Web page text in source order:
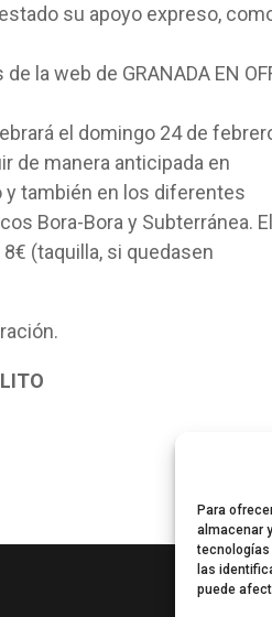
Para
almacenar
tecnologías
las
puede
su apoyo expreso,
la web de GRANADA EN
el domingo 24 de
de manera anticipada en
y también en los diferentes
Bora-Bora y Subterránea. El
(taquilla, si quedasen